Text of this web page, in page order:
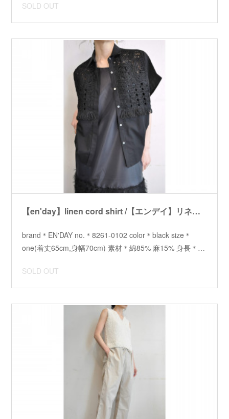
SOLD OUT
【en'day】linen cord shirt /【エンデイ】リネンコードシャツ
brand＊EN'DAY no.＊8261-0102 color＊black size＊
one(着丈65cm,身幅70cm) 素材＊綿85% 麻15% 身長＊…
SOLD OUT